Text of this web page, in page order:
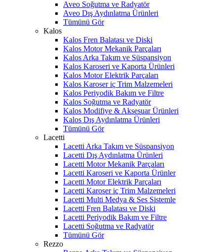
Aveo Soğutma ve Radyatör
Aveo Dış Aydınlatma Ürünleri
Tümünü Gör
Kalos
Kalos Fren Balatası ve Diski
Kalos Motor Mekanik Parçaları
Kalos Arka Takım ve Süspansiyon
Kalos Karoseri ve Kaporta Ürünleri
Kalos Motor Elektrik Parçaları
Kalos Karoser iç Trim Malzemeleri
Kalos Periyodik Bakım ve Filtre
Kalos Soğutma ve Radyatör
Kalos Modifiye & Aksesuar Ürünleri
Kalos Dış Aydınlatma Ürünleri
Tümünü Gör
Lacetti
Lacetti Arka Takım ve Süspansiyon
Lacetti Dış Aydınlatma Ürünleri
Lacetti Motor Mekanik Parçaları
Lacetti Karoseri ve Kaporta Ürünler
Lacetti Motor Elektrik Parçaları
Lacetti Karoser iç Trim Malzemeleri
Lacetti Multi Medya & Ses Sistemle
Lacetti Fren Balatası ve Diski
Lacetti Periyodik Bakım ve Filtre
Lacetti Soğutma ve Radyatör
Tümünü Gör
Rezzo